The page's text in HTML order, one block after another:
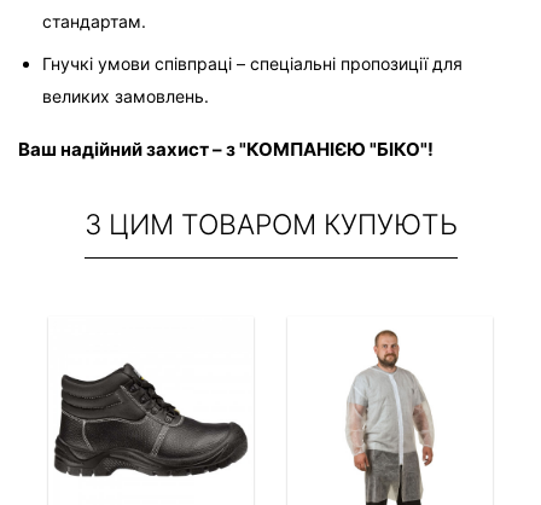
стандартам.
Гнучкі умови співпраці – спеціальні пропозиції для
великих замовлень.
Ваш надійний захист – з "КОМПАНІЄЮ "БІКО"!
З ЦИМ ТОВАРОМ КУПУЮТЬ